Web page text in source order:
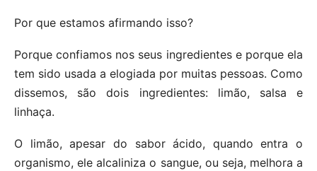
Por que estamos afirmando isso?
Porque confiamos nos seus ingredientes e porque ela
tem sido usada a elogiada por muitas pessoas. Como
dissemos, são dois ingredientes: limão, salsa e
linhaça.
O limão, apesar do sabor ácido, quando entra o
organismo, ele alcaliniza o sangue, ou seja, melhora a